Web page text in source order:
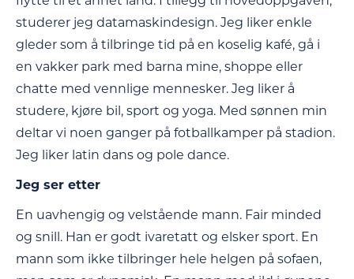
studerer jeg datamaskindesign. Jeg liker enkle
gleder som å tilbringe tid på en koselig kafé, gå i
en vakker park med barna mine, shoppe eller
chatte med vennlige mennesker. Jeg liker å
studere, kjøre bil, sport og yoga. Med sønnen min
deltar vi noen ganger på fotballkamper på stadion.
Jeg liker latin dans og pole dance.
Jeg ser etter
En uavhengig og velstående mann. Fair minded
og snill. Han er godt ivaretatt og elsker sport. En
mann som ikke tilbringer hele helgen på sofaen,